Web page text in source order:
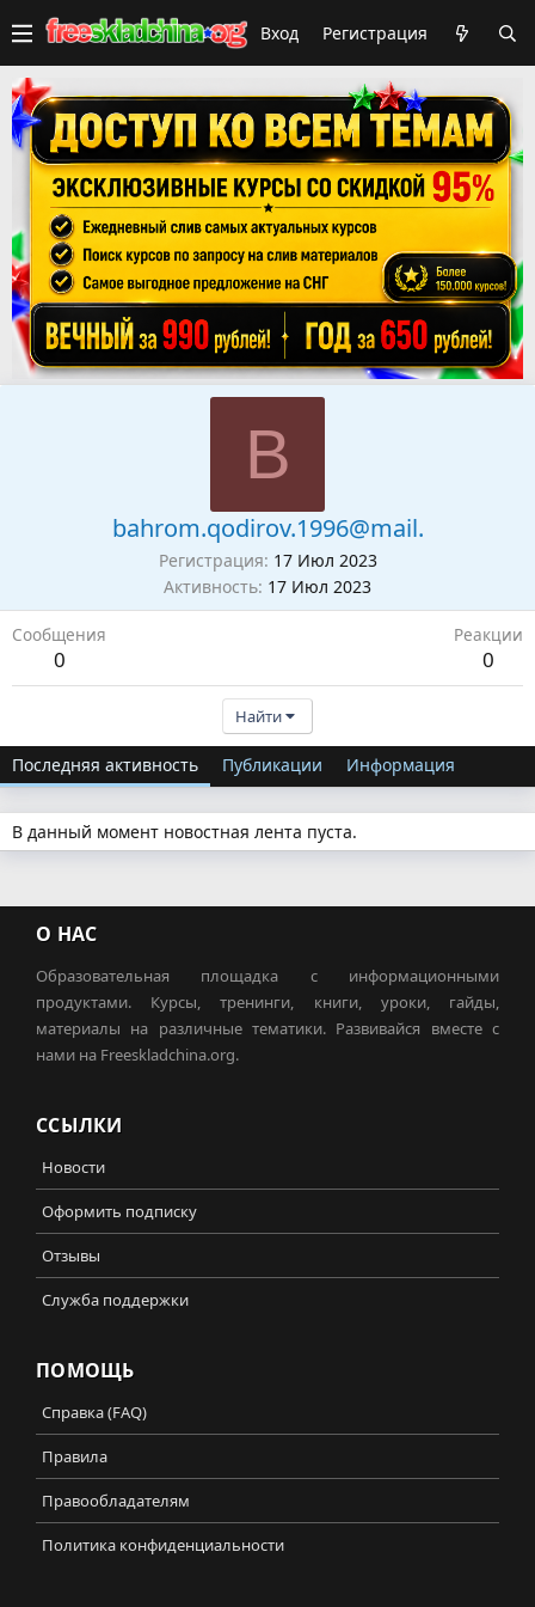
Вход Регистрация
B
bahrom.qodirov.1996@mail.
Регистрация 17 Июл 2023
Активность 17 Июл 2023
Сообщения
0
Реакции
0
Найти
Последняя активность Публикации Информация
В данный момент новостная лента пуста.
О НАС
Образовательная площадка с информационными
продуктами. Курсы, тренинги, книги, уроки, гайды,
материалы на различные тематики. Развивайся вместе с
нами на Freeskladchina.org.
ССЫЛКИ
Новости
Оформить подписку
Отзывы
Служба поддержки
ПОМОЩЬ
Справка (FAQ)
Правила
Правообладателям
Политика конфиденциальности